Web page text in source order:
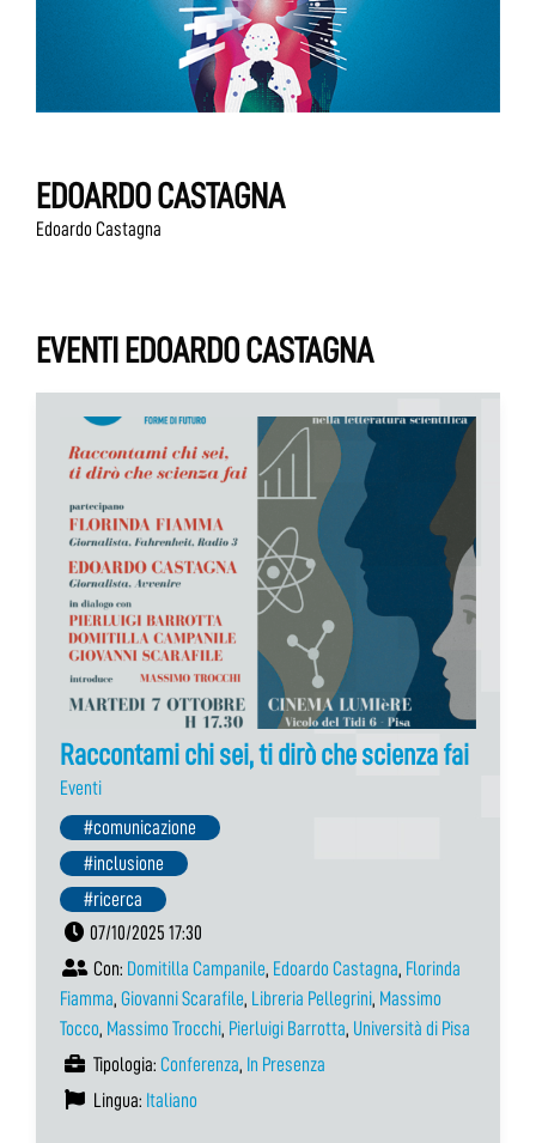
EDOARDO CASTAGNA
Edoardo Castagna
EVENTI EDOARDO CASTAGNA
Raccontami chi sei, ti dirò che scienza fai
Eventi
#comunicazione
#inclusione
#ricerca
07/10/2025 17:30
Con: Domitilla Campanile, Edoardo Castagna, Florinda
Fiamma, Giovanni Scarafile, Libreria Pellegrini, Massimo
Tocco, Massimo Trocchi, Pierluigi Barrotta, Università di Pisa
Tipologia: Conferenza, In Presenza
Lingua: Italiano